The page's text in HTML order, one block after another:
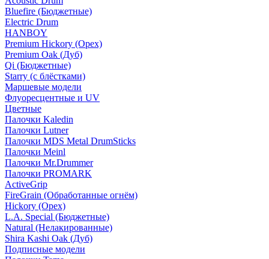
Bluefire (Бюджетные)
Electric Drum
HANBOY
Premium Hickory (Орех)
Premium Oak (Дуб)
Qi (Бюджетные)
Starry (с блёстками)
Маршевые модели
Флуоресцентные и UV
Цветные
Палочки Kaledin
Палочки Lutner
Палочки MDS Metal DrumSticks
Палочки Meinl
Палочки Mr.Drummer
Палочки PROMARK
ActiveGrip
FireGrain (Обработанные огнём)
Hickory (Орех)
L.A. Special (Бюджетные)
Natural (Нелакированные)
Shira Kashi Oak (Дуб)
Подписные модели